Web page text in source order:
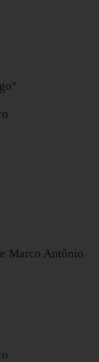
Marco Antônio